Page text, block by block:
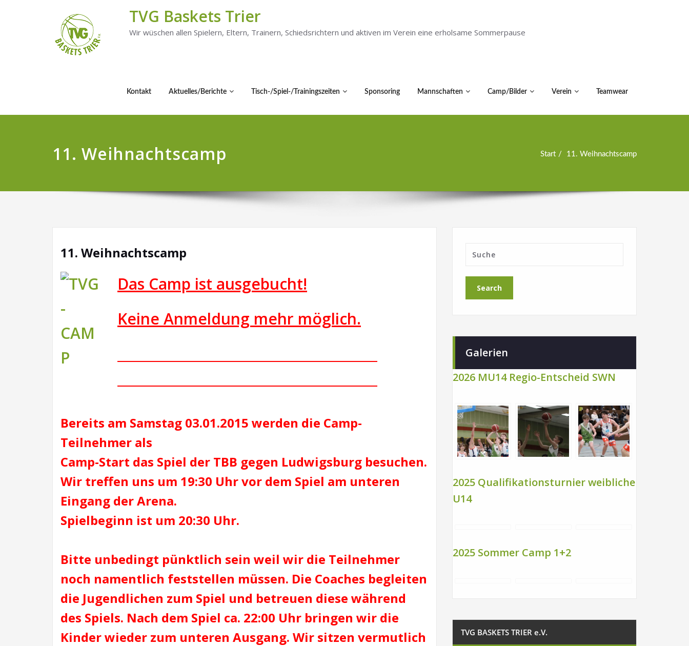
TVG Baskets Trier
Wir wüschen allen Spielern, Eltern, Trainern, Schiedsrichtern und aktiven im Verein eine erholsame Sommerpause
Kontakt Aktuelles/Berichte Tisch-/Spiel-/Trainingszeiten Sponsoring Mannschaften Camp/Bilder Verein Teamwear
11. Weihnachtscamp Start 11. Weihnachtscamp
11. Weihnachtscamp
Das Camp ist ausgebucht!
Keine Anmeldung mehr möglich.
Bereits am Samstag 03.01.2015 werden die Camp-
Teilnehmer als
Camp-Start das Spiel der TBB gegen Ludwigsburg besuchen.
Wir treffen uns um 19:30 Uhr vor dem Spiel am unteren
Eingang der Arena.
Spielbeginn ist um 20:30 Uhr.
Bitte unbedingt pünktlich sein weil wir die Teilnehmer
noch namentlich feststellen müssen. Die Coaches begleiten
die Jugendlichen zum Spiel und betreuen diese während
des Spiels. Nach dem Spiel ca. 22:00 Uhr bringen wir die
Kinder wieder zum unteren Ausgang. Wir sitzen vermutlich
Galerien
2026 MU14 Regio-Entscheid SWN
2025 Qualifikationsturnier weibliche
U14
2025 Sommer Camp 1+2